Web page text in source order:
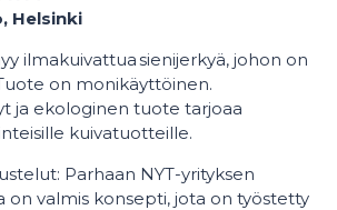
Helsinki
ilmakuivattua sienijerkyä, johon on
on monikäyttöinen.
ja ekologinen tuote tarjoaa
kuivatuotteille.
Parhaan NYT-yrityksen
on valmis konsepti, jota on työstetty